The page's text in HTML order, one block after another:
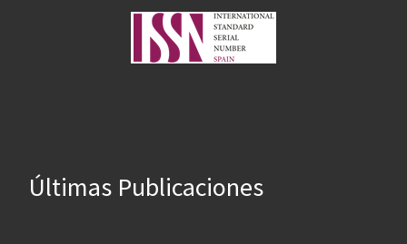
Últimas Publicaciones